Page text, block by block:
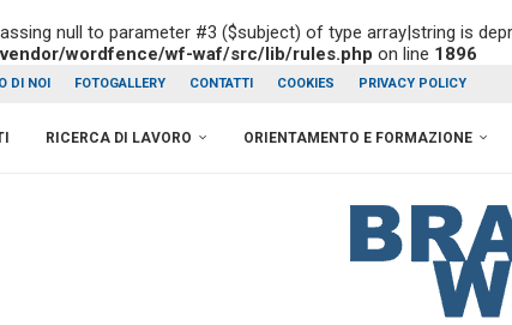
null to parameter #3 ($subject) of type array|string is
wordfence/wf-waf/src/lib/rules.php on line 1896
DI NOI FOTOGALLERY CONTATTI COOKIES PRIVACY POLICY
RICERCA DI LAVORO ORIENTAMENTO E FORMAZIONE